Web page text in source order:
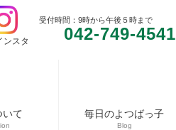
ンスタ
受付時間：9時から午後５時まで
042-749-4541
いて 毎日のよつばっ子
Blog